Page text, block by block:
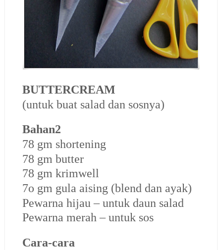
BUTTERCREAM
(untuk buat salad dan sosnya)
Bahan2
78 gm shortening
78 gm butter
78 gm krimwell
7o gm gula aising (blend dan ayak)
Pewarna hijau – untuk daun salad
Pewarna merah – untuk sos
Cara-cara